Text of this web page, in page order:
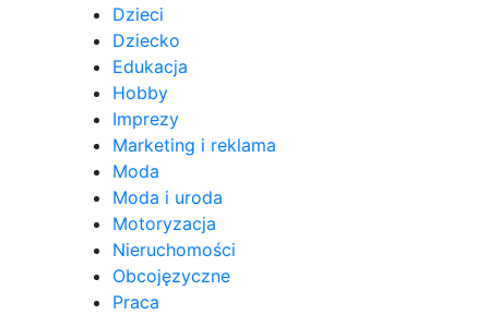
Dzieci
Dziecko
Edukacja
Hobby
Imprezy
Marketing i reklama
Moda
Moda i uroda
Motoryzacja
Nieruchomości
Obcojęzyczne
Praca